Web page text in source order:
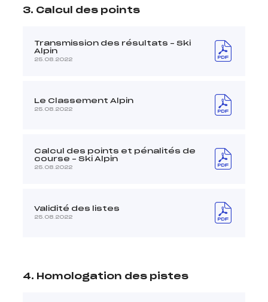
3. Calcul des points
Transmission des résultats – Ski
Alpin
25.08.2022
Le Classement Alpin
25.08.2022
Calcul des points et pénalités de
course – Ski Alpin
25.08.2022
Validité des listes
25.08.2022
4. Homologation des pistes